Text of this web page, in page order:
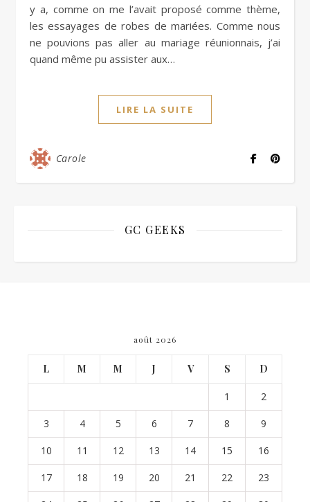
y a, comme on me l’avait proposé comme thème,
les essayages de robes de mariées. Comme nous
ne pouvions pas aller au mariage réunionnais, j’ai
quand même pu assister aux…
LIRE LA SUITE
Carole
GC GEEKS
août 2026
L M M J V S D
1 2
3 4 5 6 7 8 9
10 11 12 13 14 15 16
17 18 19 20 21 22 23